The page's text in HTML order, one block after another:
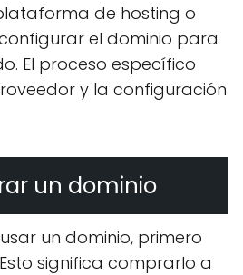
de hosting o
el dominio para
El proceso específico
y la configuración
un dominio
un dominio, primero
significa comprarlo a